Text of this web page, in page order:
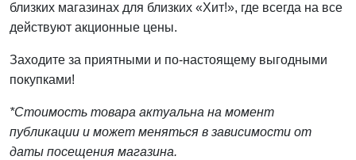
близких магазинах для близких «Хит!», где всегда на все
действуют акционные цены.
Заходите за приятными и по-настоящему выгодными
покупками!
*Стоимость товара актуальна на момент
публикации и может меняться в зависимости от
даты посещения магазина.